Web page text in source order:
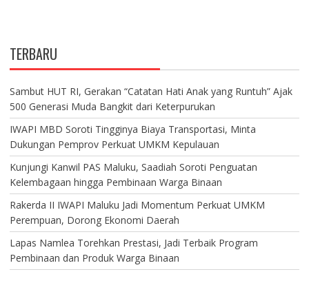
TERBARU
Sambut HUT RI, Gerakan “Catatan Hati Anak yang Runtuh” Ajak
500 Generasi Muda Bangkit dari Keterpurukan
IWAPI MBD Soroti Tingginya Biaya Transportasi, Minta
Dukungan Pemprov Perkuat UMKM Kepulauan
Kunjungi Kanwil PAS Maluku, Saadiah Soroti Penguatan
Kelembagaan hingga Pembinaan Warga Binaan
Rakerda II IWAPI Maluku Jadi Momentum Perkuat UMKM
Perempuan, Dorong Ekonomi Daerah
Lapas Namlea Torehkan Prestasi, Jadi Terbaik Program
Pembinaan dan Produk Warga Binaan